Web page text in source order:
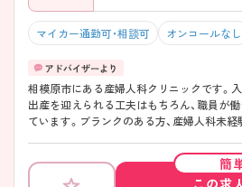
マイカー通勤可・相談可 オンコールなし
相模原市にある産婦人科クリニックです。
出産を迎えられる工夫はもちろん、職員が
ています。ブランクのある方、産婦人科未
簡